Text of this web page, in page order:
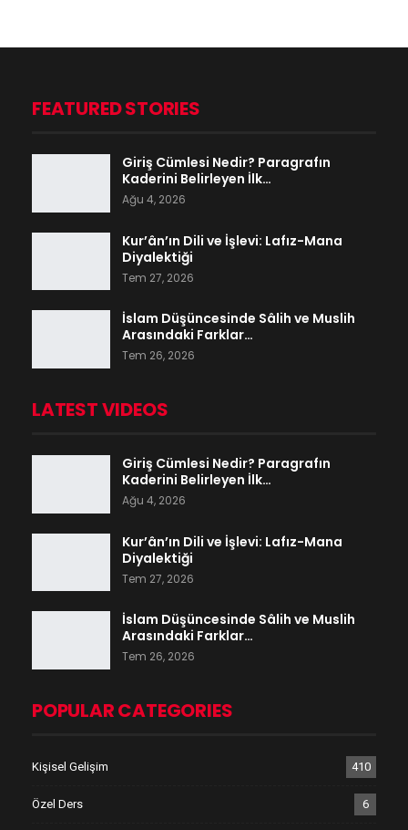
FEATURED STORIES
Giriş Cümlesi Nedir? Paragrafın
Kaderini Belirleyen İlk…
Ağu 4, 2026
Kur’ân’ın Dili ve İşlevi: Lafız-Mana
Diyalektiği
Tem 27, 2026
İslam Düşüncesinde Sâlih ve Muslih
Arasındaki Farklar…
Tem 26, 2026
LATEST VIDEOS
Giriş Cümlesi Nedir? Paragrafın
Kaderini Belirleyen İlk…
Ağu 4, 2026
Kur’ân’ın Dili ve İşlevi: Lafız-Mana
Diyalektiği
Tem 27, 2026
İslam Düşüncesinde Sâlih ve Muslih
Arasındaki Farklar…
Tem 26, 2026
POPULAR CATEGORIES
Kişisel Gelişim 410
Özel Ders 6